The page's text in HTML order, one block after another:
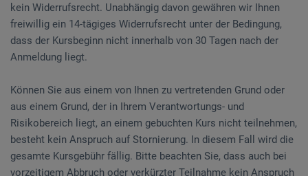
kein Widerrufsrecht. Unabhängig davon gewähren wir Ihnen
freiwillig ein 14-tägiges Widerrufsrecht unter der Bedingung,
dass der Kursbeginn nicht innerhalb von 30 Tagen nach der
Anmeldung liegt.
Können Sie aus einem von Ihnen zu vertretenden Grund oder
aus einem Grund, der in Ihrem Verantwortungs- und
Risikobereich liegt, an einem gebuchten Kurs nicht teilnehmen,
besteht kein Anspruch auf Stornierung. In diesem Fall wird die
gesamte Kursgebühr fällig. Bitte beachten Sie, dass auch bei
vorzeitigem Abbruch oder verkürzter Teilnahme kein Anspruch